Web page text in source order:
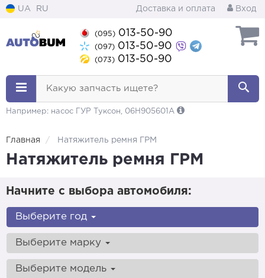
UA RU Доставка и оплата Вход
(095) 013-50-90
(097) 013-50-90
(073) 013-50-90
Какую запчасть ищете?
Например: насос ГУР Туксон, 06H905601A
Главная Натяжитель ремня ГРМ
Натяжитель ремня ГРМ
Начните с выбора автомобиля:
Выберите год
Выберите марку
Выберите модель